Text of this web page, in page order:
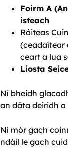
Foirm A
isteach
Ráiteas
(ceadaítear
ceart a lua
Liosta
Ní bheidh
an dáta deiridh
Ní mór gach
ndáil le gach